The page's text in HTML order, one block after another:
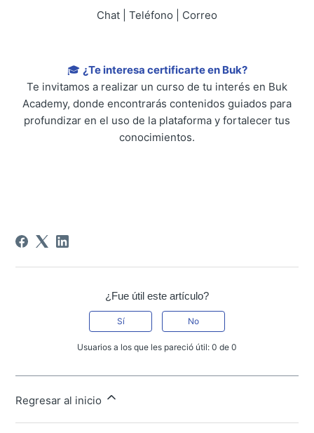
Chat | Teléfono | Correo
🎓 ¿Te interesa certificarte en Buk?
Te invitamos a realizar un curso de tu interés en Buk
Academy, donde encontrarás contenidos guiados para
profundizar en el uso de la plataforma y fortalecer tus
conocimientos.
¿Fue útil este artículo?
Sí No
Usuarios a los que les pareció útil: 0 de 0
Regresar al inicio